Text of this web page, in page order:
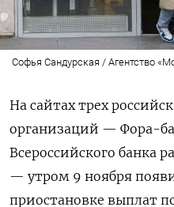
Софья Сандурская / Агентство
На сайтах трех
организаций — Фора-
Всероссийского банка
— утром 9 ноября
приостановке выплат